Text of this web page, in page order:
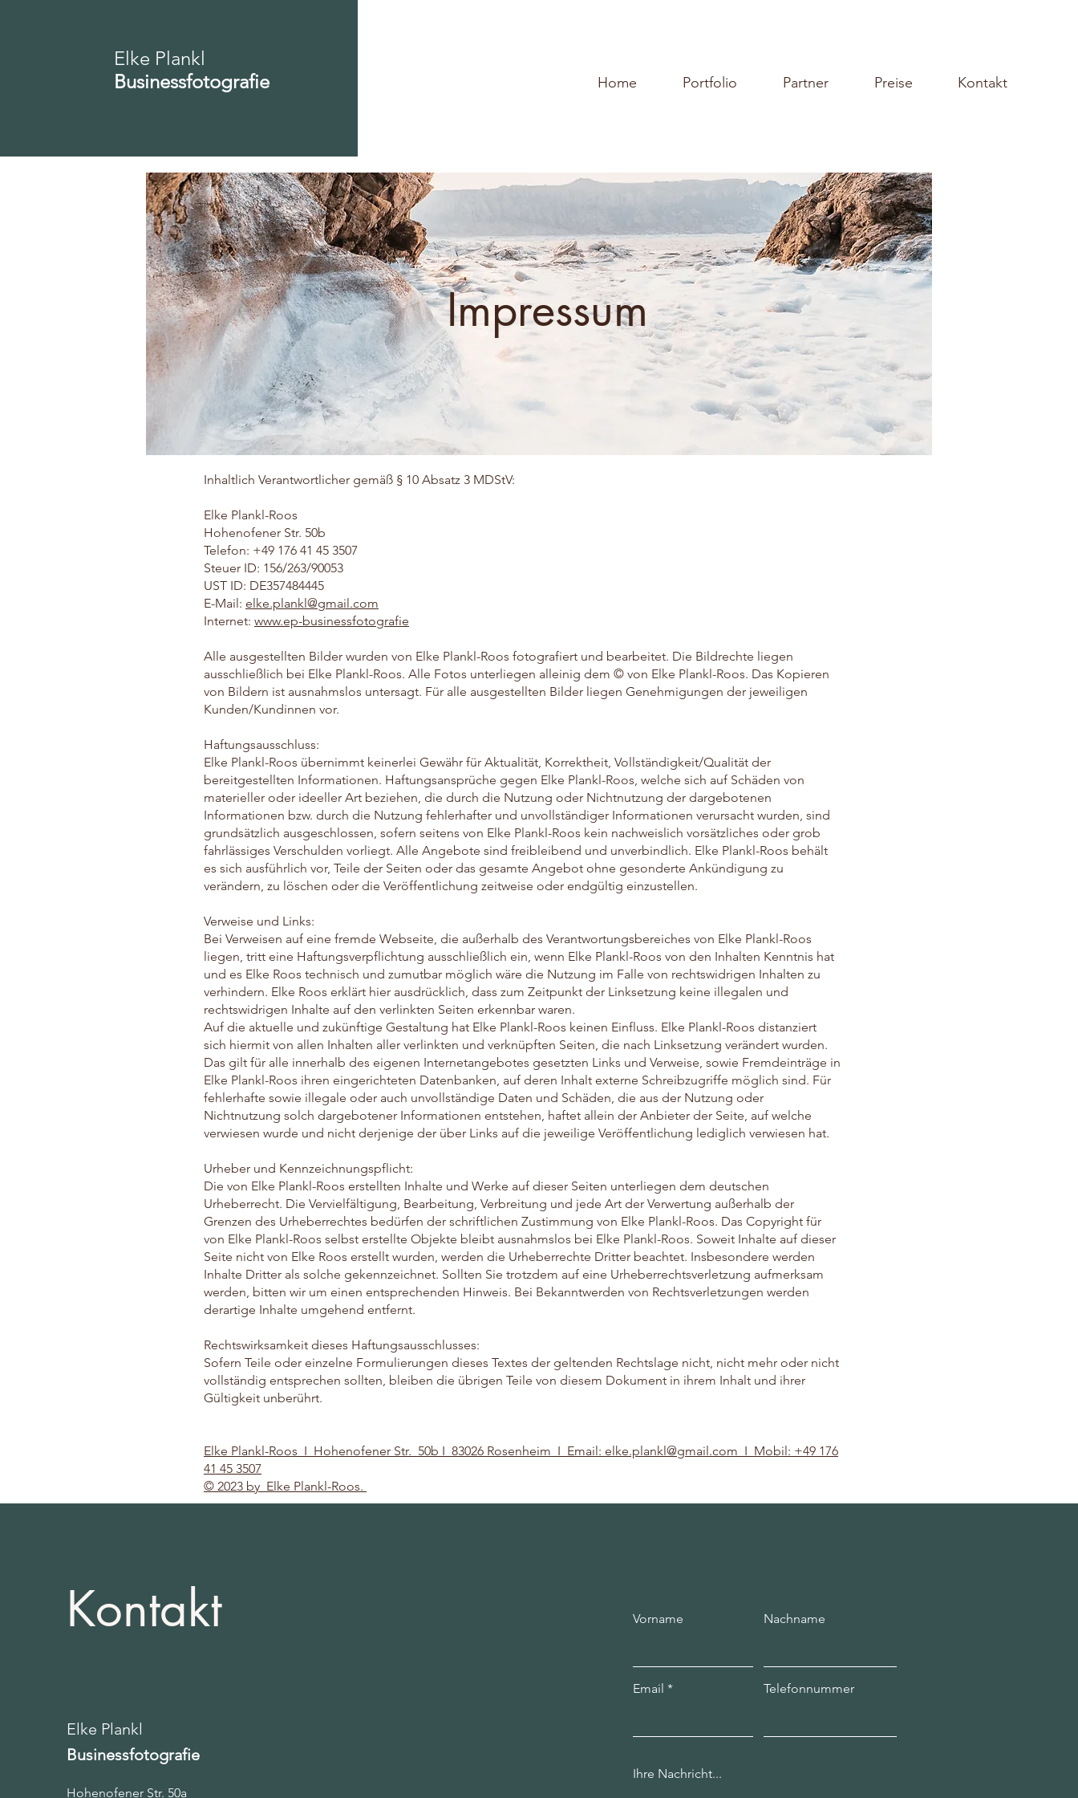
Elke Plankl
Businessfotografie
Home Portfolio Partner Preise Kontakt
Impressum
Inhaltlich Verantwortlicher gemäß § 10 Absatz 3 MDStV:
Elke Plankl-Roos
Hohenofener Str. 50b
Telefon: +49 176 41 45 3507
Steuer ID: 156/263/90053
UST ID: DE357484445
E-Mail: elke.plankl@gmail.com
Internet: www.ep-businessfotografie
Alle ausgestellten Bilder wurden von Elke Plankl-Roos fotografiert und bearbeitet. Die Bildrechte liegen
ausschließlich bei Elke Plankl-Roos. Alle Fotos unterliegen alleinig dem © von Elke Plankl-Roos. Das Kopieren
von Bildern ist ausnahmslos untersagt. Für alle ausgestellten Bilder liegen Genehmigungen der jeweiligen
Kunden/Kundinnen vor.​
Haftungsausschluss:
Elke Plankl-Roos übernimmt keinerlei Gewähr für Aktualität, Korrektheit, Vollständigkeit/Qualität der
bereitgestellten Informationen. Haftungsansprüche gegen Elke Plankl-Roos, welche sich auf Schäden von
materieller oder ideeller Art beziehen, die durch die Nutzung oder Nichtnutzung der dargebotenen
Informationen bzw. durch die Nutzung fehlerhafter und unvollständiger Informationen verursacht wurden, sind
grundsätzlich ausgeschlossen, sofern seitens von Elke Plankl-Roos kein nachweislich vorsätzliches oder grob
fahrlässiges Verschulden vorliegt. Alle Angebote sind freibleibend und unverbindlich. Elke Plankl-Roos behält
es sich ausführlich vor, Teile der Seiten oder das gesamte Angebot ohne gesonderte Ankündigung zu
verändern, zu löschen oder die Veröffentlichung zeitweise oder endgültig einzustellen.
Verweise und Links:
Bei Verweisen auf eine fremde Webseite, die außerhalb des Verantwortungsbereiches von Elke Plankl-Roos
liegen, tritt eine Haftungsverpflichtung ausschließlich ein, wenn Elke Plankl-Roos von den Inhalten Kenntnis hat
und es Elke Roos technisch und zumutbar möglich wäre die Nutzung im Falle von rechtswidrigen Inhalten zu
verhindern. Elke Roos erklärt hier ausdrücklich, dass zum Zeitpunkt der Linksetzung keine illegalen und
rechtswidrigen Inhalte auf den verlinkten Seiten erkennbar waren.
Auf die aktuelle und zukünftige Gestaltung hat Elke Plankl-Roos keinen Einfluss. Elke Plankl-Roos distanziert
sich hiermit von allen Inhalten aller verlinkten und verknüpften Seiten, die nach Linksetzung verändert wurden.
Das gilt für alle innerhalb des eigenen Internetangebotes gesetzten Links und Verweise, sowie Fremdeinträge in
Elke Plankl-Roos ihren eingerichteten Datenbanken, auf deren Inhalt externe Schreibzugriffe möglich sind. Für
fehlerhafte sowie illegale oder auch unvollständige Daten und Schäden, die aus der Nutzung oder
Nichtnutzung solch dargebotener Informationen entstehen, haftet allein der Anbieter der Seite, auf welche
verwiesen wurde und nicht derjenige der über Links auf die jeweilige Veröffentlichung lediglich verwiesen hat.
Urheber und Kennzeichnungspflicht:
Die von Elke Plankl-Roos erstellten Inhalte und Werke auf dieser Seiten unterliegen dem deutschen
Urheberrecht. Die Vervielfältigung, Bearbeitung, Verbreitung und jede Art der Verwertung außerhalb der
Grenzen des Urheberrechtes bedürfen der schriftlichen Zustimmung von Elke Plankl-Roos. Das Copyright für
von Elke Plankl-Roos selbst erstellte Objekte bleibt ausnahmslos bei Elke Plankl-Roos. Soweit Inhalte auf dieser
Seite nicht von Elke Roos erstellt wurden, werden die Urheberrechte Dritter beachtet. Insbesondere werden
Inhalte Dritter als solche gekennzeichnet. Sollten Sie trotzdem auf eine Urheberrechtsverletzung aufmerksam
werden, bitten wir um einen entsprechenden Hinweis. Bei Bekanntwerden von Rechtsverletzungen werden
derartige Inhalte umgehend entfernt.
Rechtswirksamkeit dieses Haftungsausschlusses:
Sofern Teile oder einzelne Formulierungen dieses Textes der geltenden Rechtslage nicht, nicht mehr oder nicht
vollständig entsprechen sollten, bleiben die übrigen Teile von diesem Dokument in ihrem Inhalt und ihrer
Gültigkeit unberührt.
Elke Plankl-Roos I Hohenofener Str. 50b I 83026 Rosenheim I Email: elke.plankl@gmail.com I Mobil: +49 176
41 45 3507
© 2023 by Elke Plankl-Roos.
Kontakt
Elke Plankl
Businessfotografie
Hohenofener Str. 50a
Vorname Nachname
Email Telefonnummer
Ihre Nachricht...